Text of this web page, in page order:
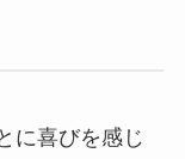
に喜びを感じ